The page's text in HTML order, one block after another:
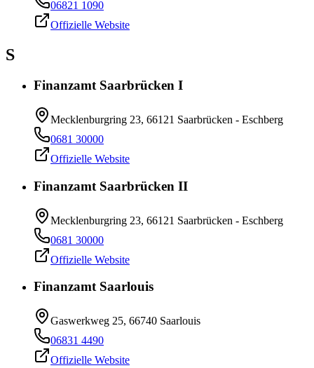
06821 1090
Offizielle Website
S
Finanzamt Saarbrücken I
Mecklenburgring 23, 66121 Saarbrücken - Eschberg
0681 30000
Offizielle Website
Finanzamt Saarbrücken II
Mecklenburgring 23, 66121 Saarbrücken - Eschberg
0681 30000
Offizielle Website
Finanzamt Saarlouis
Gaswerkweg 25, 66740 Saarlouis
06831 4490
Offizielle Website